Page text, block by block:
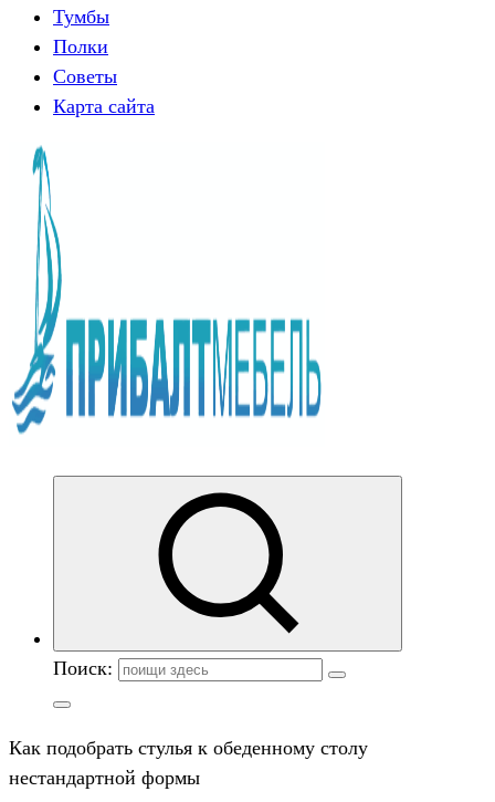
Тумбы
Полки
Советы
Карта сайта
Поиск:
Как подобрать стулья к обеденному столу
нестандартной формы